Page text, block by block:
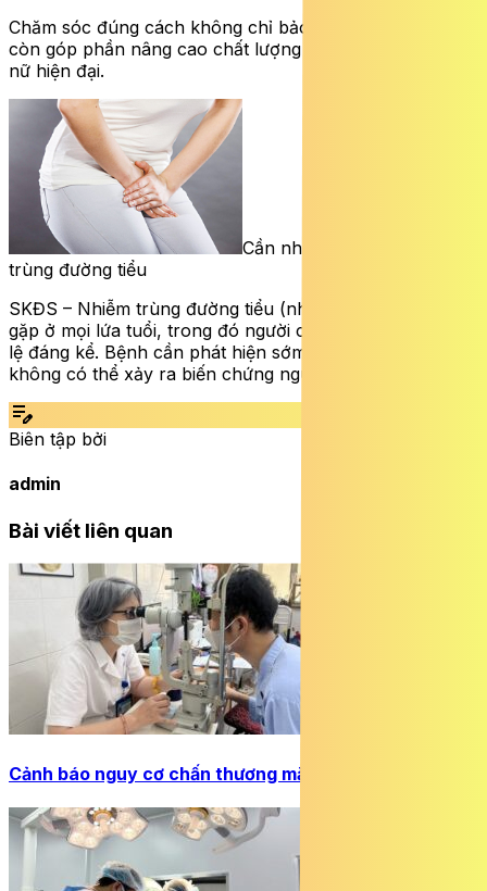
Chăm sóc đúng cách không chỉ bảo vệ hệ tiết niệu mà
còn góp phần nâng cao chất lượng cuộc sống cho phụ
nữ hiện đại.
Cần nhận biết sớm nhiễm
trùng đường tiểu
SKĐS – Nhiễm trùng đường tiểu (nhiễm trùng tiết niệu)
gặp ở mọi lứa tuổi, trong đó người cao tuổi chiếm một tỉ
lệ đáng kể. Bệnh cần phát hiện sớm để điều trị, nếu
không có thể xảy ra biến chứng nguy hiểm.
edit_note
Biên tập bởi
admin
Bài viết liên quan
Cảnh báo nguy cơ chấn thương mắt do chơi Pickleball